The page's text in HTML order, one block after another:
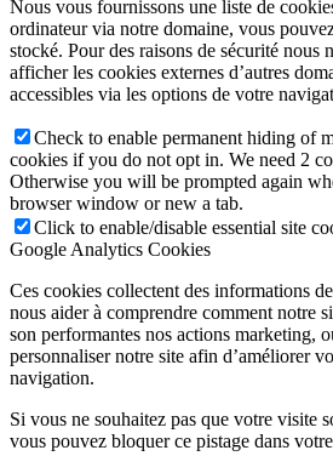
Nous vous fournissons une liste de
ordinateur via notre domaine, vous
stocké. Pour des raisons de sécurité nous
afficher les cookies externes d’autres
accessibles via les options de votre
Check to enable permanent hiding of
cookies if you do not opt in. We need 2
Otherwise you will be prompted again
browser window or new a tab.
Click to enable/disable essential site
Google Analytics Cookies
Ces cookies collectent des informations
nous aider à comprendre comment notre
son performantes nos actions marketing,
personnaliser notre site afin d’améliorer
navigation.
Si vous ne souhaitez pas que votre visite
vous pouvez bloquer ce pistage dans